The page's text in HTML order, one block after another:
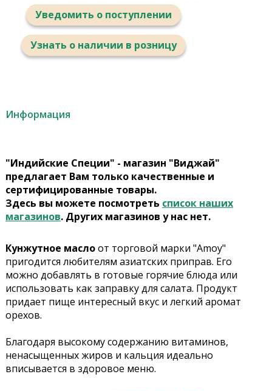
Уведомить о поступлении
Узнать о наличии в розницу
Информация
"Индийские Специи" - магазин "Виджай"
предлагает Вам только качественные и
сертифицированные товары.
Здесь вы можете посмотреть список наших
магазинов. Других магазинов у нас нет.
Кунжутное маслоот торговой марки "Amoy"
пригодится любителям азиатских приправ. Его
можно добавлять в готовые горячие блюда или
использовать как заправку для салата. Продукт
придает пище интересный вкус и легкий аромат
орехов.
Благодаря высокому содержанию витаминов,
ненасыщенных жиров и кальция идеально
вписывается в здоровое меню.